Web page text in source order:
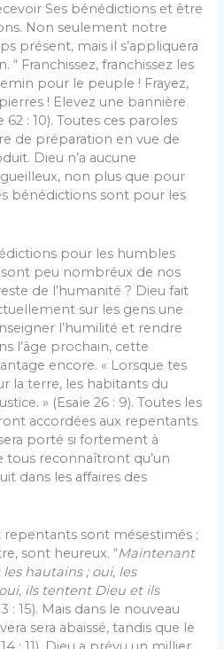
Ses bénédictions et être
Non seulement notre
présent, mais il s’appliquera
“ Franchissez, franchissez les
pour le peuple ! Frayez,
! Elevez une ban­nière
62 : 10). Toutes ces paroles
de prépara­tion en vue de
Dieu n’a aucune
non plus que pour
béné­dictions sont pour les
pour les humbles
peu nom­bréux de nos
de l’humanité ? Dieu fait
sur les gens une
l’humilité et rendre
l’âge prochain, cette
encore. « Lorsque tes
la terre, les habitants du
» (Esaïe 26 : 9). Toutes les
accordées aux repen­tants
porté si forte­ment à
tous reconnaîtront qu’un
dans les affaires des
repentants sont mésestimés ;
sont heu­reux. “Maintenant
hautains ; oui, les
ils tentent Dieu et ils
: 15). Mais dans le nouveau
sera abaissé, tandis que le